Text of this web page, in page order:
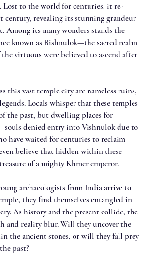
Lost to the world for centuries, it re-
century, revealing its stunning grandeur
Among its many wonders stands the
known as Bishnulok—the sacred realm
virtuous were believed to ascend after
this vast temple city are nameless ruins,
Locals whisper that these temples
the past, but dwelling places for
denied entry into Vishnulok due to
have waited for centuries to reclaim
believe that hidden within these
of a mighty Khmer emperor.
archaeologists from India arrive to
they find themselves entangled in
As history and the present collide, the
and reality blur. Will they uncover the
the ancient stones, or will they fall prey
past?